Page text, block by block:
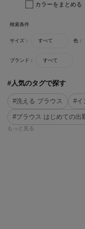
カラーをまとめる
検索条件
サイズ： すべて 色：
ブランド： すべて
#人気のタグで探す
#洗える ブラウス #イ
#ブラウス はじめての出
もっと見る